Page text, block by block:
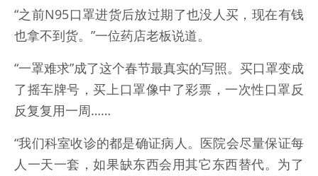
“之前N95口罩进货后放过期了也没人买，现在有钱
也拿不到货。”一位药店老板说道。
“一罩难求”成了这个春节最真实的写照。买口罩变成
了摇车牌号，买上口罩像中了彩票，一次性口罩反
反复复用一周……
“我们科室收诊的都是确证病人。医院会尽量保证每
人一天一套，如果缺东西会用其它东西替代。为了